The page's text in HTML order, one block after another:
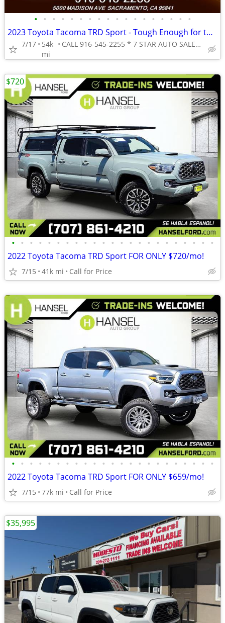
• • • • • • • • • • • • • • • • • •
2023 Toyota Tacoma TRD Sport - Tough Enough for the Job, Smooth Enou
7/17
54k
mi
CALL 916-545-2255 * 7 STAR AUTO SALES // 5000 MADISON AVE
• • • • • • • • • • • • • • • • • • • • • • •
2022 Toyota Tacoma TRD Sport FOR ONLY $720/mo!
7/15 41k mi Call for Price
$720
• • • • • • • • • • • • • • • • • • • • • • •
2022 Toyota Tacoma TRD Sport FOR ONLY $659/mo!
7/15 77k mi Call for Price
$35,995